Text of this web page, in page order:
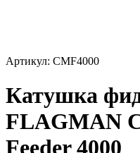
Артикул: CMF4000
Катушка
FLAGMAN
Feeder 4000